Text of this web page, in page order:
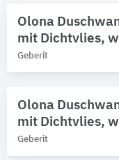
Olona
mit Dichtvlies,
Geberit
Olona
mit Dichtvlies,
Geberit